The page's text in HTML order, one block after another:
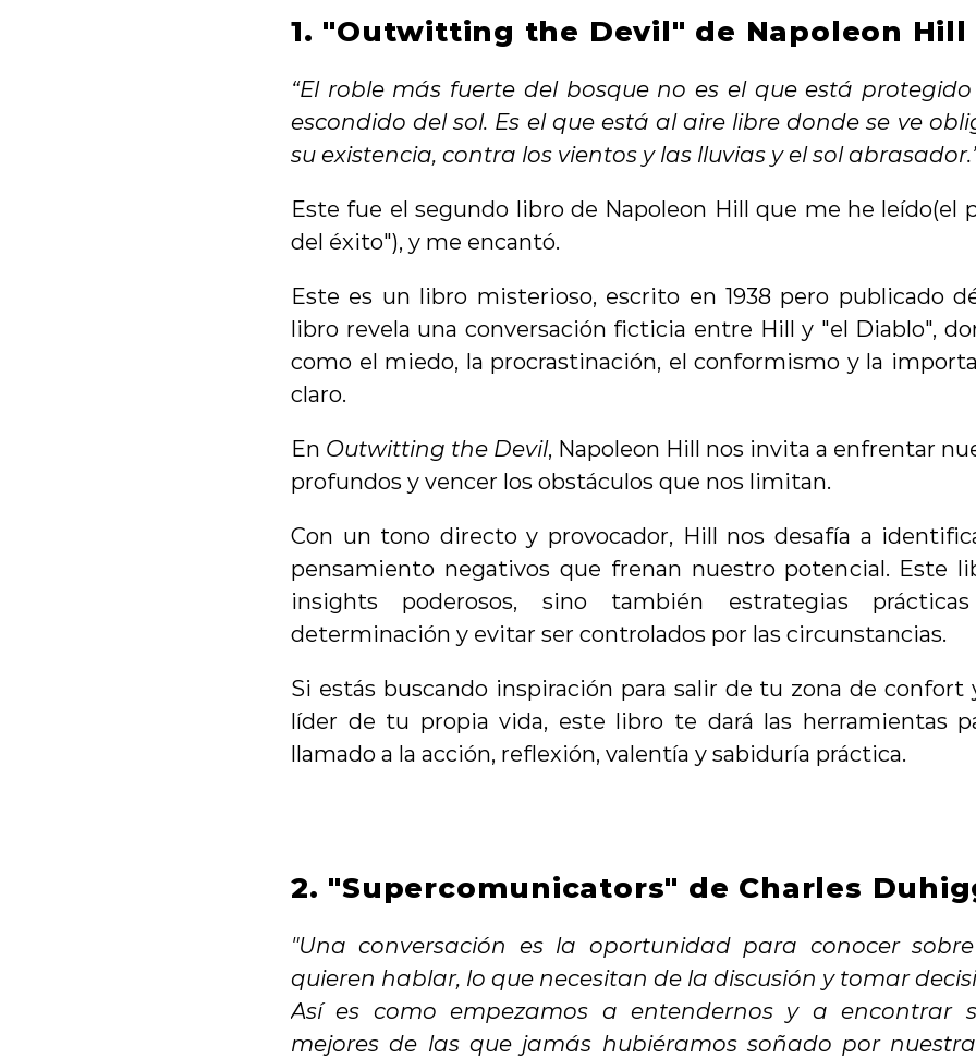
1. "Outwitting the Devil" de Napoleon Hill
“El roble más fuerte del bosque no es el que está
escondido del sol. Es el que está al aire libre donde se ve
su existencia, contra los vientos y las lluvias y el sol
Este fue el segundo libro de Napoleon Hill que me he leído(el
del éxito"), y me encantó.
Este es un libro misterioso, escrito en 1938 pero publicado
libro revela una conversación ficticia entre Hill y "el Diablo",
como el miedo, la procrastinación, el conformismo y la
claro.
En Outwitting the Devil, Napoleon Hill nos invita a enfrentar
profundos y vencer los obstáculos que nos limitan.
Con un tono directo y provocador, Hill nos desafía a
pensamiento negativos que frenan nuestro potencial. Este
insights poderosos, sino también estrategias
determinación y evitar ser controlados por las circunstancias.
Si estás buscando inspiración para salir de tu zona de
líder de tu propia vida, este libro te dará las herramientas
llamado a la acción, reflexión, valentía y sabiduría práctica.
2. "Supercomunicators" de Charles
"Una conversación es la oportunidad para conocer
quieren hablar, lo que necesitan de la discusión y tomar
Así es como empezamos a entendernos y a encontrar
mejores de las que jamás hubiéramos soñado por